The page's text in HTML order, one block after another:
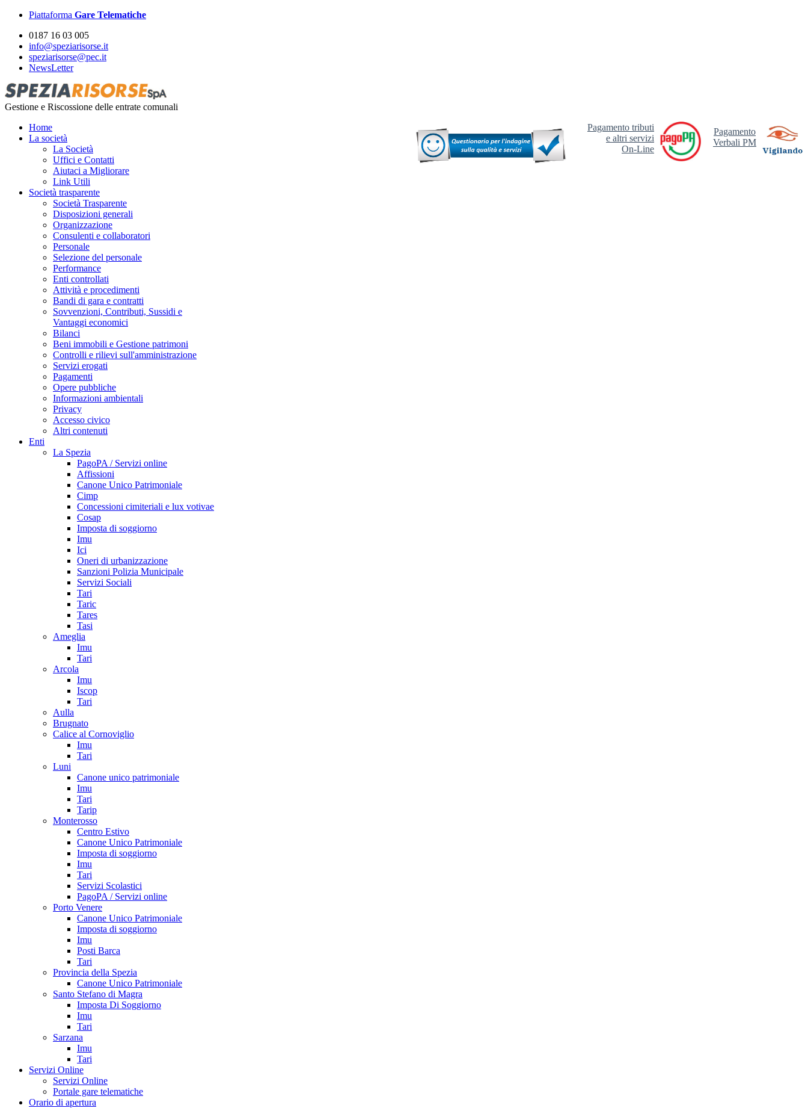
Piattaforma Gare Telematiche
0187 16 03 005
info@speziarisorse.it
speziarisorse@pec.it
NewsLetter
Gestione e Riscossione delle entrate comunali
Pagamento
Verbali PM
Pagamento tributi
e altri servizi
On-Line
Home
La società
La Società
Uffici e Contatti
Aiutaci a Migliorare
Link Utili
Società trasparente
Società Trasparente
Disposizioni generali
Organizzazione
Consulenti e collaboratori
Personale
Selezione del personale
Performance
Enti controllati
Attività e procedimenti
Bandi di gara e contratti
Sovvenzioni, Contributi, Sussidi e
Vantaggi economici
Bilanci
Beni immobili e Gestione patrimoni
Controlli e rilievi sull'amministrazione
Servizi erogati
Pagamenti
Opere pubbliche
Informazioni ambientali
Privacy
Accesso civico
Altri contenuti
Enti
La Spezia
PagoPA / Servizi online
Affissioni
Canone Unico Patrimoniale
Cimp
Concessioni cimiteriali e lux votivae
Cosap
Imposta di soggiorno
Imu
Ici
Oneri di urbanizzazione
Sanzioni Polizia Municipale
Servizi Sociali
Tari
Taric
Tares
Tasi
Ameglia
Imu
Tari
Arcola
Imu
Iscop
Tari
Aulla
Brugnato
Calice al Cornoviglio
Imu
Tari
Luni
Canone unico patrimoniale
Imu
Tari
Tarip
Monterosso
Centro Estivo
Canone Unico Patrimoniale
Imposta di soggiorno
Imu
Tari
Servizi Scolastici
PagoPA / Servizi online
Porto Venere
Canone Unico Patrimoniale
Imposta di soggiorno
Imu
Posti Barca
Tari
Provincia della Spezia
Canone Unico Patrimoniale
Santo Stefano di Magra
Imposta Di Soggiorno
Imu
Tari
Sarzana
Imu
Tari
Servizi Online
Servizi Online
Portale gare telematiche
Orario di apertura